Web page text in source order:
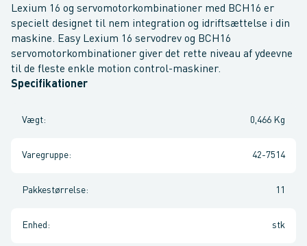
Lexium 16 og servomotorkombinationer med BCH16 er
specielt designet til nem integration og idriftsættelse i din
maskine. Easy Lexium 16 servodrev og BCH16
servomotorkombinationer giver det rette niveau af ydeevne
til de fleste enkle motion control-maskiner.
Specifikationer
Vægt: 0,466 Kg
Varegruppe: 42-7514
Pakkestørrelse: 11
Enhed : stk